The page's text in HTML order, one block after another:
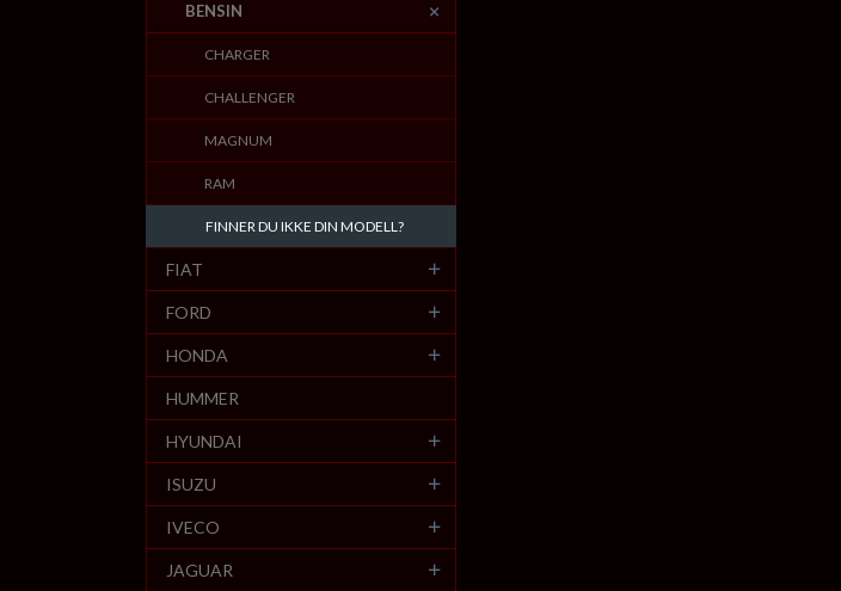
BENSIN
CHARGER
CHALLENGER
MAGNUM
RAM
FINNER DU IKKE DIN MODELL?
FIAT
FORD
HONDA
HUMMER
HYUNDAI
ISUZU
IVECO
JAGUAR